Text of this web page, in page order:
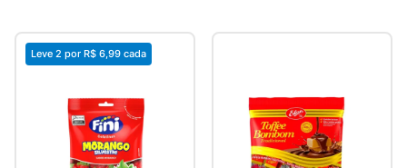
Leve 2 por R$ 6,99 cada